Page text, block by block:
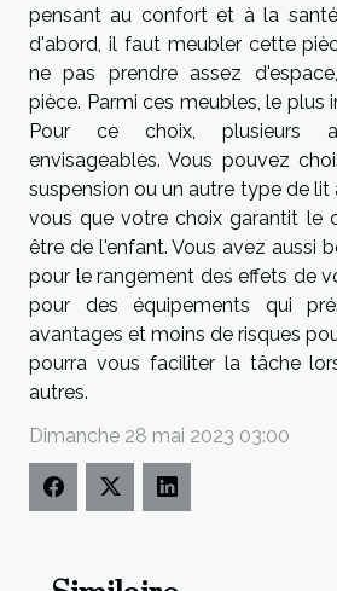
pensant au confort et à la
d'abord, il faut meubler cette
ne pas prendre assez
pièce. Parmi ces meubles, le plus
Pour ce choix, plusieurs
envisageables. Vous pouvez
suspension ou un autre type de lit
vous que votre choix garantit le
être de l'enfant. Vous avez aussi
pour le rangement des effets de
pour des équipements qui
avantages et moins de risques
pourra vous faciliter la tâche
autres.
Dimanche 28 mai 2023 03:00